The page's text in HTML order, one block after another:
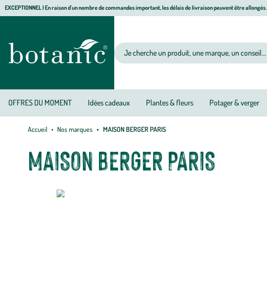
Aller
navigation
Aller
principal
Aller
de
page
EXCEPTIONNEL I En raison d'un nombre de commandes important, les délais de livraison peuvent être allongés.
animalerie,
décoration,
botanic®
Votre
recherche
OFFRES DU MOMENT Idées cadeaux Plantes & fleurs Potager & verger
Accueil Nos marques MAISON BERGER PARIS
MAISON BERGER PARIS